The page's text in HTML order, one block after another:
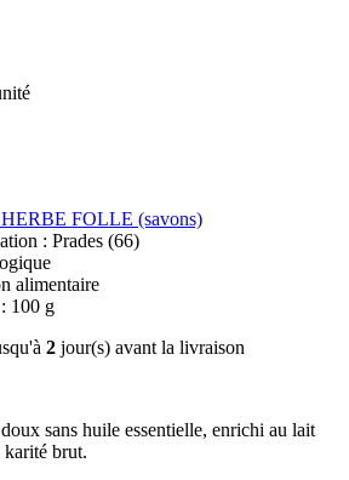
FOLLE (savons)
: Prades (66)
alimentaire
100 g
2 jour(s) avant la livraison
sans huile essentielle, enrichi au lait
karité brut.